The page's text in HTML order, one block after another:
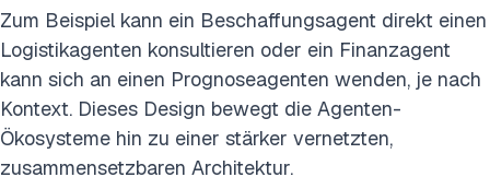
Zum Beispiel kann ein Beschaffungsagent direkt einen
Logistikagenten konsultieren oder ein Finanzagent
kann sich an einen Prognoseagenten wenden, je nach
Kontext. Dieses Design bewegt die Agenten-
Ökosysteme hin zu einer stärker vernetzten,
zusammensetzbaren Architektur.